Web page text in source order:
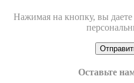
Нажимая на кнопку, вы даете
Оставьте